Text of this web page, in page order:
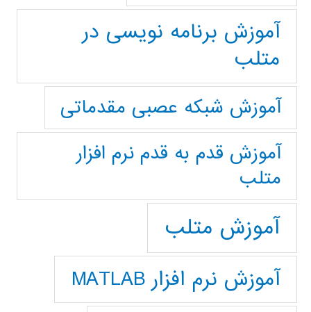
آموزش برنامه نویسی در
متلب
آموزش شبکه عصبی مقدماتی
آموزش قدم به قدم نرم افزار
متلب
آموزش متلب
آموزش نرم افزار MATLAB